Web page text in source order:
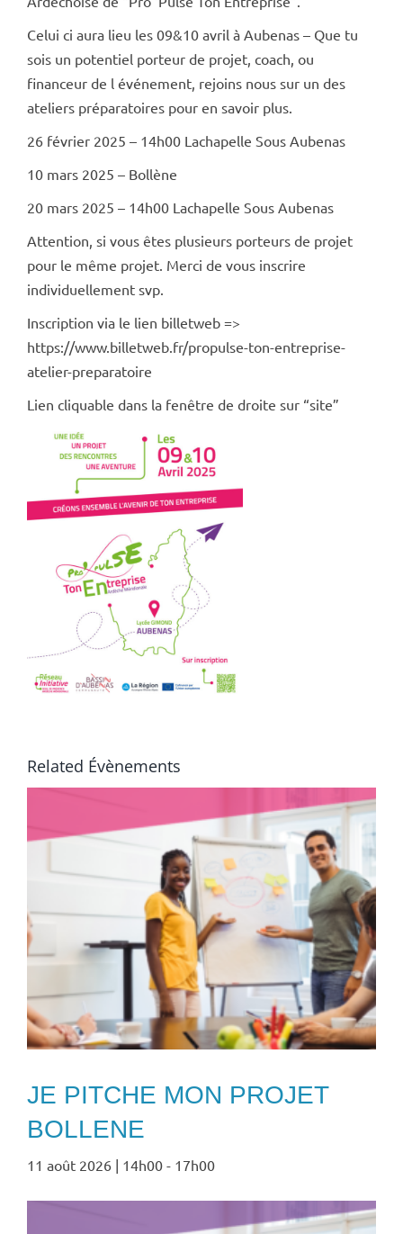
Celui ci aura lieu les 09&10 avril à Aubenas – Que tu
sois un potentiel porteur de projet, coach, ou
financeur de l événement, rejoins nous sur un des
ateliers préparatoires pour en savoir plus.
26 février 2025 – 14h00 Lachapelle Sous Aubenas
10 mars 2025 – Bollène
20 mars 2025 – 14h00 Lachapelle Sous Aubenas
Attention, si vous êtes plusieurs porteurs de projet
pour le même projet. Merci de vous inscrire
individuellement svp.
Inscription via le lien billetweb =>
https://www.billetweb.fr/propulse-ton-entreprise-
atelier-preparatoire
Lien cliquable dans la fenêtre de droite sur “site”
Related Évènements
JE PITCHE MON PROJET
BOLLENE
11 août 2026 | 14h00 - 17h00